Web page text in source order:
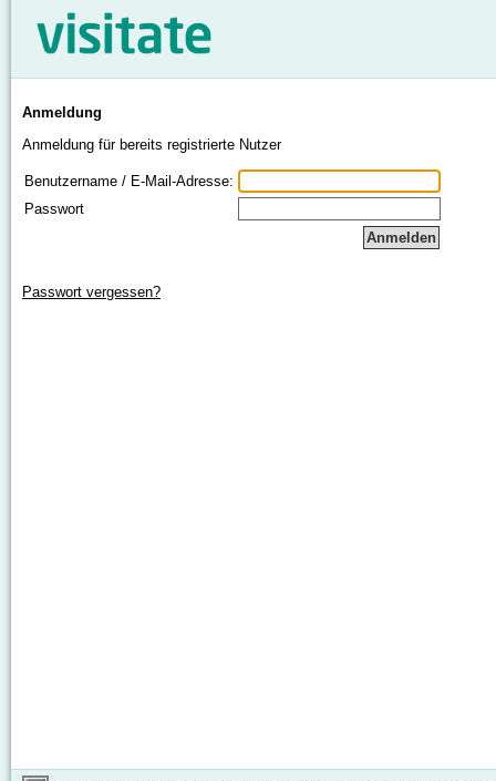
Anmeldung
Anmeldung für bereits registrierte Nutzer
Benutzername / E-Mail-Adresse:
Passwort
Passwort vergessen?